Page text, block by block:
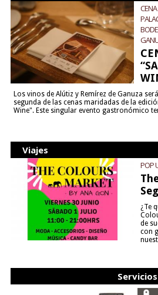
Los vinos de Alútiz y Remírez de Ganuza
segunda de las cenas maridadas de la
Wine". Este singular evento gastronómico
Viajes
POP
¿Te
de
con
Servicios